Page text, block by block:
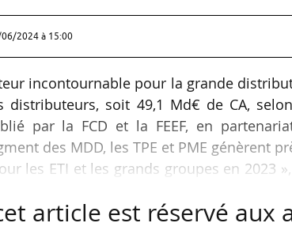
2024 à 15:00
incontournable pour la grande
distributeurs, soit 49,1 Md€ de CA,
par la FCD et la FEEF, en
des MDD, les TPE et PME génèrent
les ETI et les grands groupes en 2023
article est réservé aux